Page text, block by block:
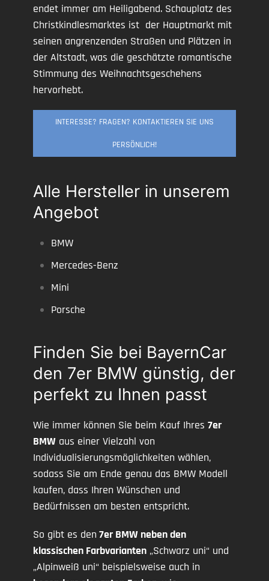
endet immer am Heiligabend. Schauplatz des
Christkindlesmarktes ist der Hauptmarkt mit
seinen angrenzenden Straßen und Plätzen in
der Altstadt, was die geschätzte romantische
Stimmung des Weihnachtsgeschehens
hervorhebt.
INTERESSE? FRAGEN? KONTAKTIEREN SIE UNS
PERSÖNLICH!
Alle Hersteller in unserem
Angebot
BMW
Mercedes-Benz
Mini
Porsche
Finden Sie bei BayernCar
den 7er BMW günstig, der
perfekt zu Ihnen passt
Wie immer können Sie beim Kauf Ihres 7er
BMW aus einer Vielzahl von
Individualisierungsmöglichkeiten wählen,
sodass Sie am Ende genau das BMW Modell
kaufen, dass Ihren Wünschen und
Bedürfnissen am besten entspricht.
So gibt es den 7er BMW neben den
klassischen Farbvarianten „Schwarz uni“ und
„Alpinweiß uni“ beispielsweise auch in